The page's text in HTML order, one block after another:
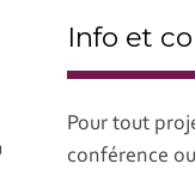
Info et
Pour tout
conférence